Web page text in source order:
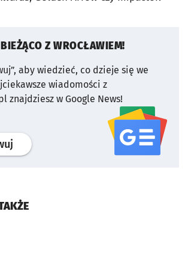
Z WROCŁAWIEM!
aby wiedzieć, co dzieje się we
wiadomości z
znajdziesz w Google News!
profil serwisu